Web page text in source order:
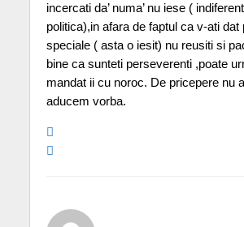
incercati da’ numa’ nu iese (
politica),in afara de faptul ca v-ati dat
speciale ( asta o iesit) nu reusiti si
bine ca sunteti perseverenti ,poate
mandat ii cu noroc. De pricepere nu
aducem vorba.